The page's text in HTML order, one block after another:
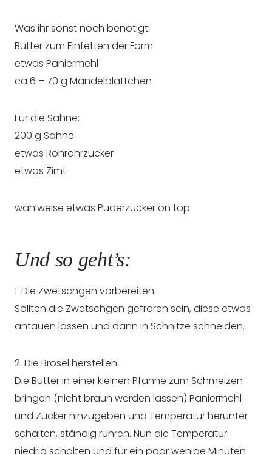
Was ihr sonst noch benötigt:
Butter zum Einfetten der Form
etwas Paniermehl
ca 6 – 70 g Mandelblättchen
Für die Sahne:
200 g Sahne
etwas Rohrohrzucker
etwas Zimt
wahlweise etwas Puderzucker on top
Und so geht’s:
1. Die Zwetschgen vorbereiten:
Sollten die Zwetschgen gefroren sein, diese etwas
antauen lassen und dann in Schnitze schneiden.
2. Die Brösel herstellen:
Die Butter in einer kleinen Pfanne zum Schmelzen
bringen (nicht braun werden lassen) Paniermehl
und Zucker hinzugeben und Temperatur herunter
schalten, ständig rühren. Nun die Temperatur
niedrig schalten und für ein paar wenige Minuten